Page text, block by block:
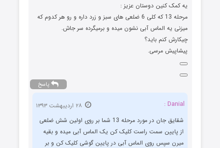
یه کمک کنین دوستان عزیز :
مرحله 13 که کلی 6 ضلعی های سبز و زرد داره و رو هر کدوم که
میزنی یه الماس آبی نشون میده و برمیگرده سر جاش.
چیکارش کنم باید؟
پیشاپیش مرسی.
پاسخ
Danial :
شقایق جان در مورد مرحله 13 شما بر روی اولین شش ضلعی
از پایین سمت راست کلیک کن یک الماس آبی میده و بقیه
میرن سپس روی الماس آبی در پایین گوشی کلیک کن و بر